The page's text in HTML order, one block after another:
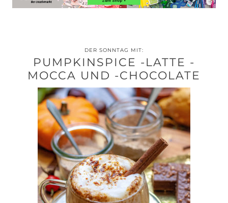
DER SONNTAG MIT:
PUMPKINSPICE -LATTE -
MOCCA UND -CHOCOLATE